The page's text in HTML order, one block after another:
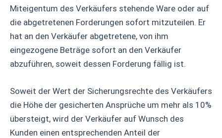
Miteigentum des Verkäufers stehende Ware oder auf
die abgetretenen Forderungen sofort mitzuteilen. Er
hat an den Verkäufer abgetretene, von ihm
eingezogene Beträge sofort an den Verkäufer
abzuführen, soweit dessen Forderung fällig ist.
Soweit der Wert der Sicherungsrechte des Verkäufers
die Höhe der gesicherten Ansprüche um mehr als 10%
übersteigt, wird der Verkäufer auf Wunsch des
Kunden einen entsprechenden Anteil der